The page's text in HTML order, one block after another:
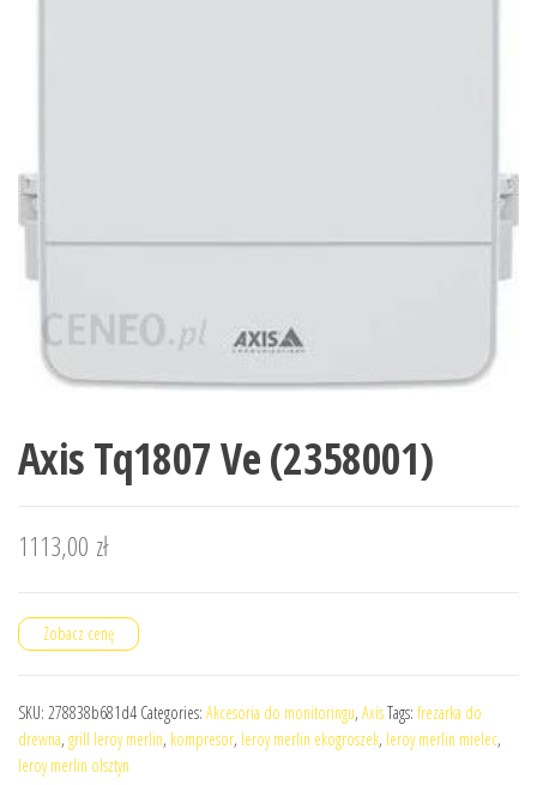
Axis Tq1807 Ve (2358001)
1113,00 zł
Zobacz cenę
SKU: 278838b681d4 Categories: Akcesoria do monitoringu, AxisTags: frezarka do
drewna, grill leroy merlin, kompresor, leroy merlin ekogroszek, leroy merlin mielec,
leroy merlin olsztyn